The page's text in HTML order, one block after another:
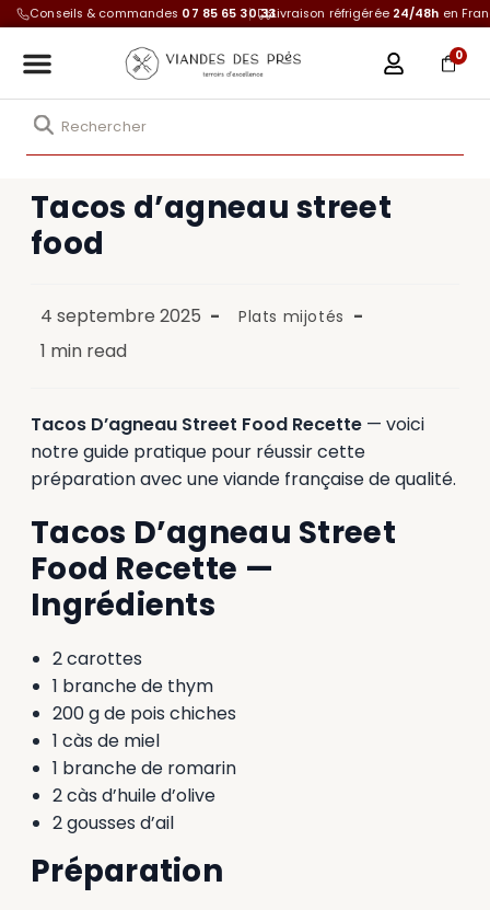
Conseils & commandes 07 85 65 30 33Livraison réfrigérée 24/48h en
0
Tacos d’agneau street
food
4 septembre 2025 Plats mijotés
1 min read
Tacos D’agneau Street Food Recette — voici
notre guide pratique pour réussir cette
préparation avec une viande française de qualité.
Tacos D’agneau Street
Food Recette —
Ingrédients
2 carottes
1 branche de thym
200 g de pois chiches
1 càs de miel
1 branche de romarin
2 càs d’huile d’olive
2 gousses d’ail
Préparation